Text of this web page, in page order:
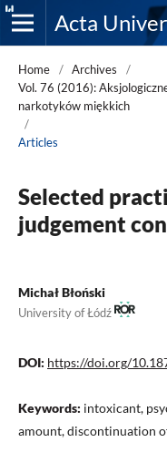
Home / Archives
/
Vol. 76 (2016):
narkotyków miękkich
/
Articles
Selected
judgement
Michał Błoński
University of Łódź
DOI: https://doi.org/
Keywords: intoxicant,
amount, discontinuation